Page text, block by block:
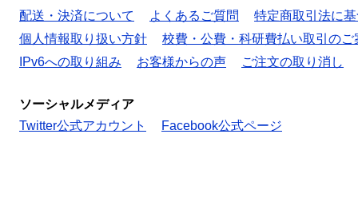
配送・決済について
よくあるご質問
特定商取引法に
個人情報取り扱い方針
校費・公費・科研費払い取引のご
IPv6への取り組み
お客様からの声 ご注文の取り消し
ソーシャルメディア
Twitter公式アカウント
Facebook公式ページ